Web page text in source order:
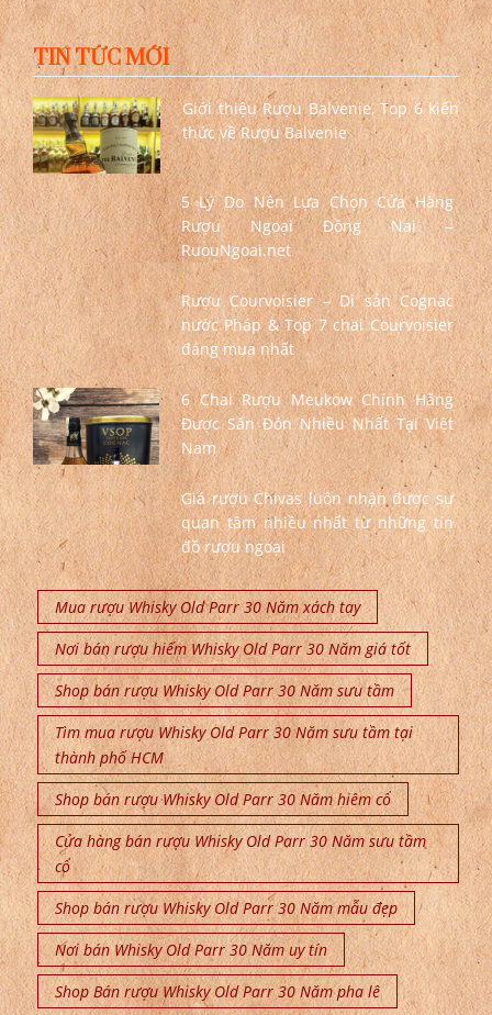
TIN TỨC MỚI
Giới thiệu Rượu Balvenie, Top 6 kiến
thức về Rượu Balvenie
5 Lý Do Nên Lựa Chọn Cửa Hàng
Rượu Ngoại Đồng Nai –
RuouNgoai.net
Rượu Courvoisier – Di sản Cognac
nước Pháp & Top 7 chai Courvoisier
đáng mua nhất
6 Chai Rượu Meukow Chính Hãng
Được Săn Đón Nhiều Nhất Tại Việt
Nam
Giá rượu Chivas luôn nhận được sự
quan tâm nhiều nhất từ những tín
đồ rượu ngoại
Mua rượu Whisky Old Parr 30 Năm xách tay
Nơi bán rượu hiếm Whisky Old Parr 30 Năm giá tốt
Shop bán rượu Whisky Old Parr 30 Năm sưu tầm
Tìm mua rượu Whisky Old Parr 30 Năm sưu tầm tại
thành phố HCM
Shop bán rượu Whisky Old Parr 30 Năm hiêm cổ
Cửa hàng bán rượu Whisky Old Parr 30 Năm sưu tầm
cổ
Shop bán rượu Whisky Old Parr 30 Năm mẫu đẹp
Nơi bán Whisky Old Parr 30 Năm uy tín
Shop Bán rượu Whisky Old Parr 30 Năm pha lê